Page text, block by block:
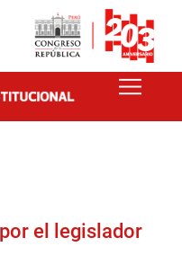
el legislador